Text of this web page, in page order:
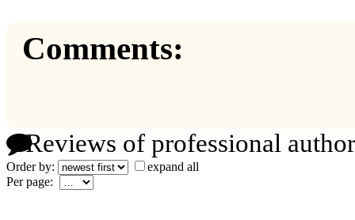
Comments:
Reviews of professional
Order by:
expand all
Per page: